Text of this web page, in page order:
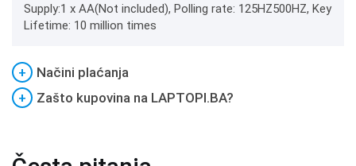
Supply:1 x AA(Not included), Polling rate: 125HZ500HZ, Key
Lifetime: 10 million times
+
Načini plaćanja
+
Zašto kupovina na LAPTOPI.BA?